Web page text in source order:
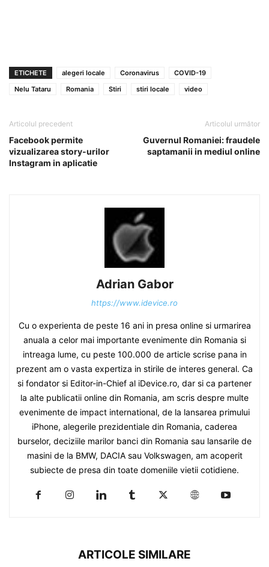
ETICHETE alegeri locale Coronavirus
COVID-19
Nelu Tataru
Romania Stiri stiri locale video
Articolul precedent
Facebook permite
vizualizarea story-urilor
Instagram in aplicatie
Articolul următor
Guvernul Romaniei: fraudele
saptamanii in mediul online
Adrian Gabor
https://www.idevice.ro
Cu o experienta de peste 16 ani in presa online si urmarirea
anuala a celor mai importante evenimente din Romania si
intreaga lume, cu peste 100.000 de article scrise pana in
prezent am o vasta expertiza in stirile de interes general. Ca
si fondator si Editor-in-Chief al iDevice.ro, dar si ca partener
la alte publicatii online din Romania, am scris despre multe
evenimente de impact international, de la lansarea primului
iPhone, alegerile prezidentiale din Romania, caderea
burselor, deciziile marilor banci din Romania sau lansarile de
masini de la BMW, DACIA sau Volkswagen, am acoperit
subiecte de presa din toate domeniile vietii cotidiene.
ARTICOLE SIMILARE